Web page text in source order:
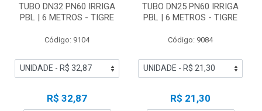
TUBO DN32 PN60 IRRIGA
PBL | 6 METROS - TIGRE
Código: 9104
R$ 32,87
TUBO DN25 PN60 IRRIGA
PBL | 6 METROS - TIGRE
Código: 9084
R$ 21,30